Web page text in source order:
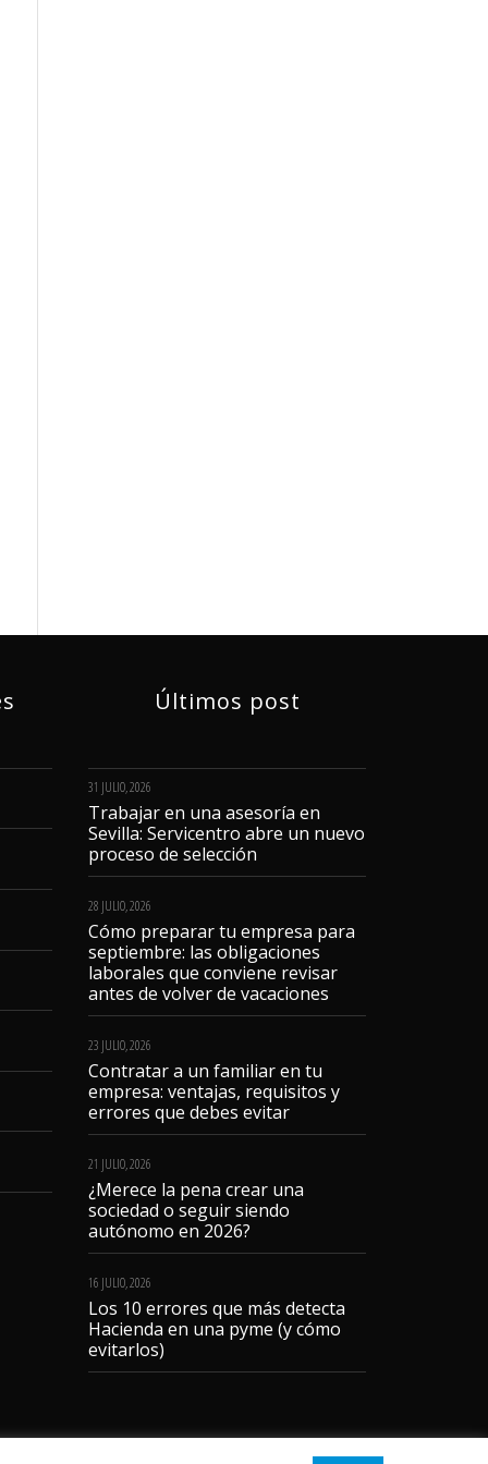
Últimos post
31 JULIO, 2026
Trabajar en una asesoría en
Sevilla: Servicentro abre un nuevo
proceso de selección
28 JULIO, 2026
Cómo preparar tu empresa para
septiembre: las obligaciones
laborales que conviene revisar
antes de volver de vacaciones
23 JULIO, 2026
Contratar a un familiar en tu
empresa: ventajas, requisitos y
errores que debes evitar
21 JULIO, 2026
¿Merece la pena crear una
sociedad o seguir siendo
autónomo en 2026?
16 JULIO, 2026
Los 10 errores que más detecta
Hacienda en una pyme (y cómo
evitarlos)